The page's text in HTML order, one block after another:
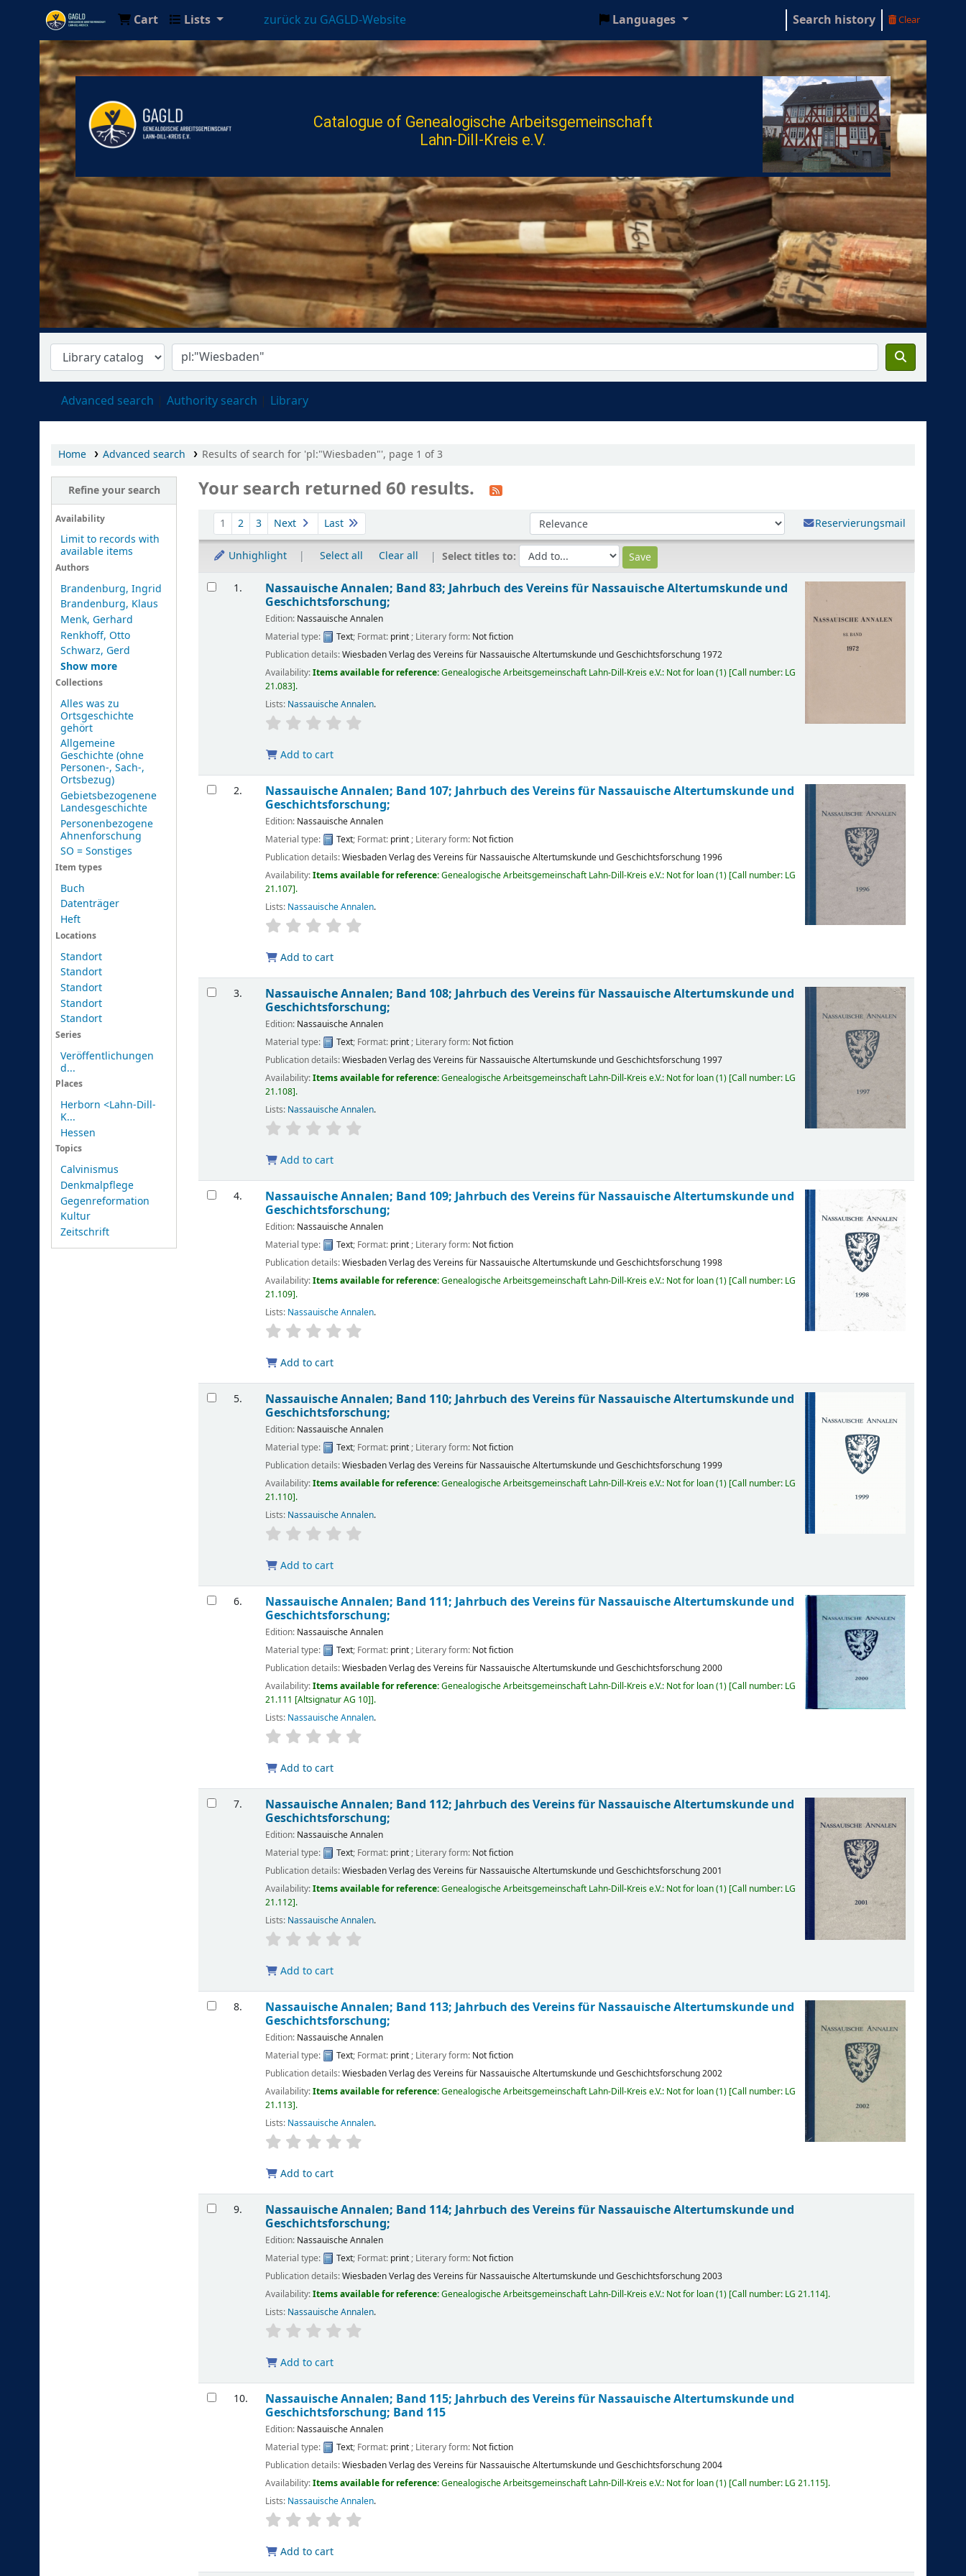
Genealogische Arbeitsgemeinschaft Lahn-Dill-Kreis e.V.
Cart Lists zurück zu GAGLD-Website Languages Search history Clear
Catalogue of Genealogische Arbeitsgemeinschaft
Lahn-Dill-Kreis e.V.
Advanced search Authority search Library
Home Advanced search Results of search for 'pl:"Wiesbaden"', page 1 of 3
Refine your search
Availability
Limit to records with
available items
Authors
Brandenburg, Ingrid
Brandenburg, Klaus
Menk, Gerhard
Renkhoff, Otto
Schwarz, Gerd
Show more
Collections
Alles was zu
Ortsgeschichte
gehört
Allgemeine
Geschichte (ohne
Personen-, Sach-,
Ortsbezug)
Gebietsbezogenene
Landesgeschichte
Personenbezogene
Ahnenforschung
SO = Sonstiges
Item types
Buch
Datenträger
Heft
Locations
Standort
Standort
Standort
Standort
Standort
Series
Veröffentlichungen
d...
Places
Herborn <Lahn-Dill-
K...
Hessen
Topics
Calvinismus
Denkmalpflege
Gegenreformation
Kultur
Zeitschrift
Your search returned 60 results.
Sort
1 2 3 Next Last Sort by: Reservierungsmail
Unhighlight Select all Clear all Select titles to:
Results
1.
Nassauische Annalen; Band 83; Jahrbuch des Vereins für Nassauische Altertumskunde und
Geschichtsforschung;
Edition: Nassauische Annalen
Material type:
Text; Format: print; Literary form: Not fiction
Publication details:WiesbadenVerlag des Vereins für Nassauische Altertumskunde und Geschichtsforschung 1972
Availability:Items available for reference:Genealogische Arbeitsgemeinschaft Lahn-Dill-Kreis e.V.: Not for loan(1) Call number: LG
21.083 .
Lists: Nassauische Annalen.
Add to cart
2.
Nassauische Annalen; Band 107; Jahrbuch des Vereins für Nassauische Altertumskunde und
Geschichtsforschung;
Edition: Nassauische Annalen
Material type:
Text; Format: print; Literary form: Not fiction
Publication details:WiesbadenVerlag des Vereins für Nassauische Altertumskunde und Geschichtsforschung 1996
Availability:Items available for reference:Genealogische Arbeitsgemeinschaft Lahn-Dill-Kreis e.V.: Not for loan(1) Call number: LG
21.107 .
Lists: Nassauische Annalen.
Add to cart
3.
Nassauische Annalen; Band 108; Jahrbuch des Vereins für Nassauische Altertumskunde und
Geschichtsforschung;
Edition: Nassauische Annalen
Material type:
Text; Format: print; Literary form: Not fiction
Publication details:WiesbadenVerlag des Vereins für Nassauische Altertumskunde und Geschichtsforschung 1997
Availability:Items available for reference:Genealogische Arbeitsgemeinschaft Lahn-Dill-Kreis e.V.: Not for loan(1) Call number: LG
21.108 .
Lists: Nassauische Annalen.
Add to cart
4.
Nassauische Annalen; Band 109; Jahrbuch des Vereins für Nassauische Altertumskunde und
Geschichtsforschung;
Edition: Nassauische Annalen
Material type:
Text; Format: print; Literary form: Not fiction
Publication details:WiesbadenVerlag des Vereins für Nassauische Altertumskunde und Geschichtsforschung 1998
Availability:Items available for reference:Genealogische Arbeitsgemeinschaft Lahn-Dill-Kreis e.V.: Not for loan(1) Call number: LG
21.109 .
Lists: Nassauische Annalen.
Add to cart
5.
Nassauische Annalen; Band 110; Jahrbuch des Vereins für Nassauische Altertumskunde und
Geschichtsforschung;
Edition: Nassauische Annalen
Material type:
Text; Format: print; Literary form: Not fiction
Publication details:WiesbadenVerlag des Vereins für Nassauische Altertumskunde und Geschichtsforschung 1999
Availability:Items available for reference:Genealogische Arbeitsgemeinschaft Lahn-Dill-Kreis e.V.: Not for loan(1) Call number: LG
21.110 .
Lists: Nassauische Annalen.
Add to cart
6.
Nassauische Annalen; Band 111; Jahrbuch des Vereins für Nassauische Altertumskunde und
Geschichtsforschung;
Edition: Nassauische Annalen
Material type:
Text; Format: print; Literary form: Not fiction
Publication details:WiesbadenVerlag des Vereins für Nassauische Altertumskunde und Geschichtsforschung2000
Availability:Items available for reference:Genealogische Arbeitsgemeinschaft Lahn-Dill-Kreis e.V.: Not for loan(1) Call number: LG
21.111 [Altsignatur AG 10] .
Lists: Nassauische Annalen.
Add to cart
7.
Nassauische Annalen; Band 112; Jahrbuch des Vereins für Nassauische Altertumskunde und
Geschichtsforschung;
Edition: Nassauische Annalen
Material type:
Text; Format: print; Literary form: Not fiction
Publication details:WiesbadenVerlag des Vereins für Nassauische Altertumskunde und Geschichtsforschung2001
Availability:Items available for reference:Genealogische Arbeitsgemeinschaft Lahn-Dill-Kreis e.V.: Not for loan(1) Call number: LG
21.112 .
Lists: Nassauische Annalen.
Add to cart
8.
Nassauische Annalen; Band 113; Jahrbuch des Vereins für Nassauische Altertumskunde und
Geschichtsforschung;
Edition: Nassauische Annalen
Material type:
Text; Format: print; Literary form: Not fiction
Publication details:WiesbadenVerlag des Vereins für Nassauische Altertumskunde und Geschichtsforschung2002
Availability:Items available for reference:Genealogische Arbeitsgemeinschaft Lahn-Dill-Kreis e.V.: Not for loan(1) Call number: LG
21.113 .
Lists: Nassauische Annalen.
Add to cart
9.
Nassauische Annalen; Band 114; Jahrbuch des Vereins für Nassauische Altertumskunde und
Geschichtsforschung;
Edition: Nassauische Annalen
Material type:
Text; Format: print; Literary form: Not fiction
Publication details:WiesbadenVerlag des Vereins für Nassauische Altertumskunde und Geschichtsforschung2003
Availability:Items available for reference:Genealogische Arbeitsgemeinschaft Lahn-Dill-Kreis e.V.: Not for loan(1) Call number: LG 21.114 .
Lists: Nassauische Annalen.
Add to cart
10.
Nassauische Annalen; Band 115; Jahrbuch des Vereins für Nassauische Altertumskunde und
Geschichtsforschung; Band 115
Edition: Nassauische Annalen
Material type:
Text; Format: print; Literary form: Not fiction
Publication details:WiesbadenVerlag des Vereins für Nassauische Altertumskunde und Geschichtsforschung2004
Availability:Items available for reference:Genealogische Arbeitsgemeinschaft Lahn-Dill-Kreis e.V.: Not for loan(1) Call number: LG 21.115 .
Lists: Nassauische Annalen.
Add to cart